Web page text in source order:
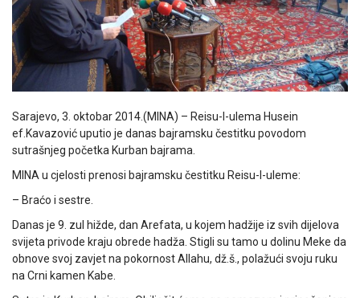
Sarajevo, 3. oktobar 2014.(MINA) – Reisu-l-ulema Husein
ef.Kavazović uputio je danas bajramsku čestitku povodom
sutrašnjeg početka Kurban bajrama.
MINA u cjelosti prenosi bajramsku čestitku Reisu-l-uleme:
– Braćo i sestre.
Danas je 9. zul hižde, dan Arefata, u kojem hadžije iz svih dijelova
svijeta privode kraju obrede hadža. Stigli su tamo u dolinu Meke da
obnove svoj zavjet na pokornost Allahu, dž.š., polažući svoju ruku
na Crni kamen Kabe.